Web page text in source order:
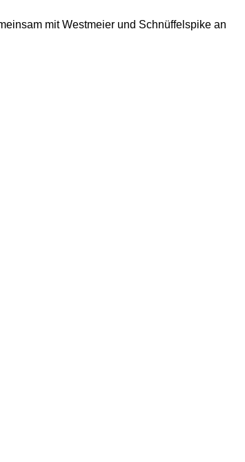
mit Westmeier und Schnüffelspike an